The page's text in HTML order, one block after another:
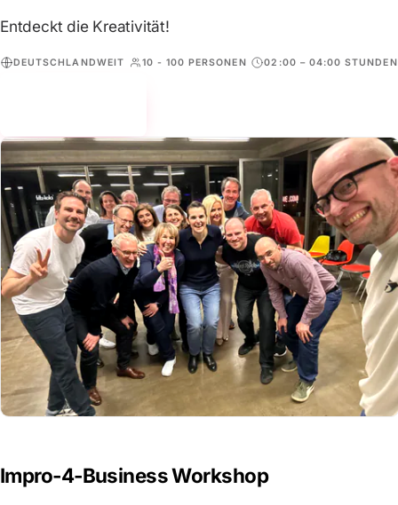
Entdeckt die Kreativität!
DEUTSCHLANDWEIT 10 - 100 PERSONEN 02:00 – 04:00 STUNDEN
Impro-4-Business Workshop